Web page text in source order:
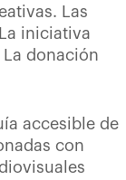
Las
iniciativa
donación
accesible de
con